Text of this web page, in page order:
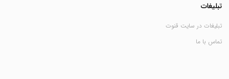
تبلیغات
تبلیغات در سایت قنوت
تماس با ما